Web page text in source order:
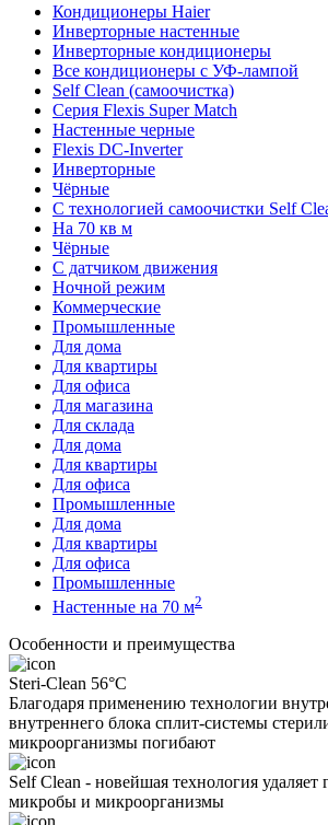
Кондиционеры Haier
Инверторные настенные
Инверторные кондиционеры
Все кондиционеры с УФ-лампой
Self Clean (самоочистка)
Серия Flexis Super Match
Настенные черные
Flexis DC-Inverter
Инверторные
Чёрные
С технологией самоочистки Self
На 70 кв м
Чёрные
С датчиком движения
Ночной режим
Коммерческие
Промышленные
Для дома
Для квартиры
Для офиса
Для магазина
Для склада
Для дома
Для квартиры
Для офиса
Промышленные
Для дома
Для квартиры
Для офиса
Промышленные
Настенные на 70 м2
Особенности и преимущества
Steri-Clean 56°C
Благодаря применению технологии
внутреннего блока сплит-системы
микроорганизмы погибают
Self Clean - новейшая технология удаляет
микробы и микроорганизмы